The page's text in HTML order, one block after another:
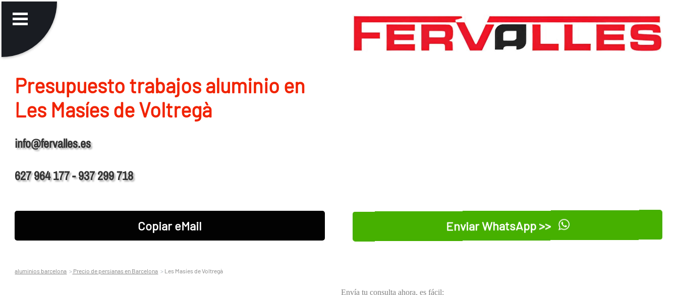
Presupuesto trabajos aluminio en
Les Masíes de Voltregà
info@fervalles.es
627 964 177 - 937 299 718
Copiar eMail Enviar WhatsApp >>
aluminios barcelona Precio de persianas en Barcelona Les Masíes de Voltregà
Envía tu consulta ahora, es fácil: